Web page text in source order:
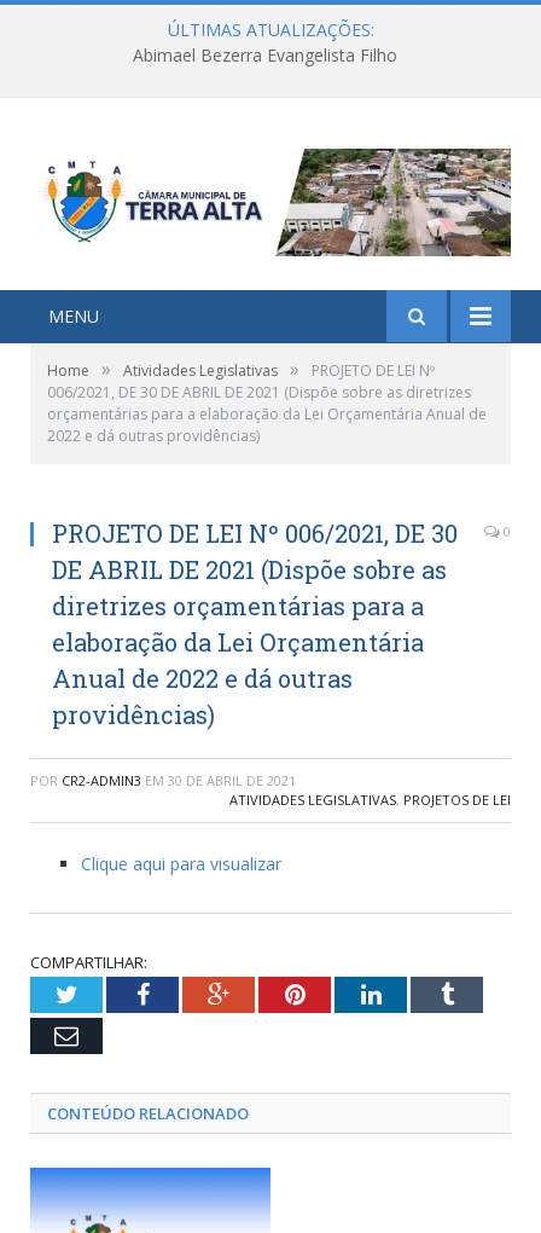
ÚLTIMAS ATUALIZAÇÕES:
Abimael Bezerra Evangelista Filho
MENU
Home » Atividades Legislativas »
PROJETO DE LEI Nº
006/2021, DE 30 DE ABRIL DE 2021 (Dispõe sobre as diretrizes
orçamentárias para a elaboração da Lei Orçamentária Anual de
2022 e dá outras providências)
PROJETO DE LEI Nº 006/2021, DE 30
DE ABRIL DE 2021 (Dispõe sobre as
diretrizes orçamentárias para a
elaboração da Lei Orçamentária
Anual de 2022 e dá outras
providências)
0
POR CR2-ADMIN3 EM 30 DE ABRIL DE 2021
ATIVIDADES LEGISLATIVAS, PROJETOS DE LEI
Clique aqui para visualizar
COMPARTILHAR:
TwitterFacebookGoogle+PinterestLinkedInTumblr
Email
CONTEÚDO RELACIONADO